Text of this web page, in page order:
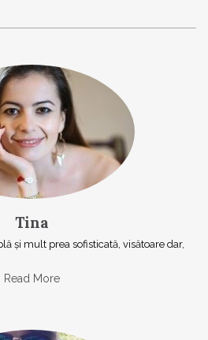
Tina
şi mult prea sofisticată, visătoare dar,
Read More